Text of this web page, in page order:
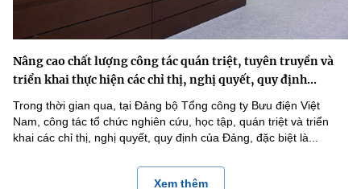
Nâng cao chất lượng công tác quán triệt, tuyên truyền và
triển khai thực hiện các chỉ thị, nghị quyết, quy định...
Trong thời gian qua, tại Đảng bộ Tổng công ty Bưu điện Việt
Nam, công tác tổ chức nghiên cứu, học tập, quán triệt và triển
khai các chỉ thị, nghị quyết, quy định của Đảng, đặc biệt là...
Xem thêm